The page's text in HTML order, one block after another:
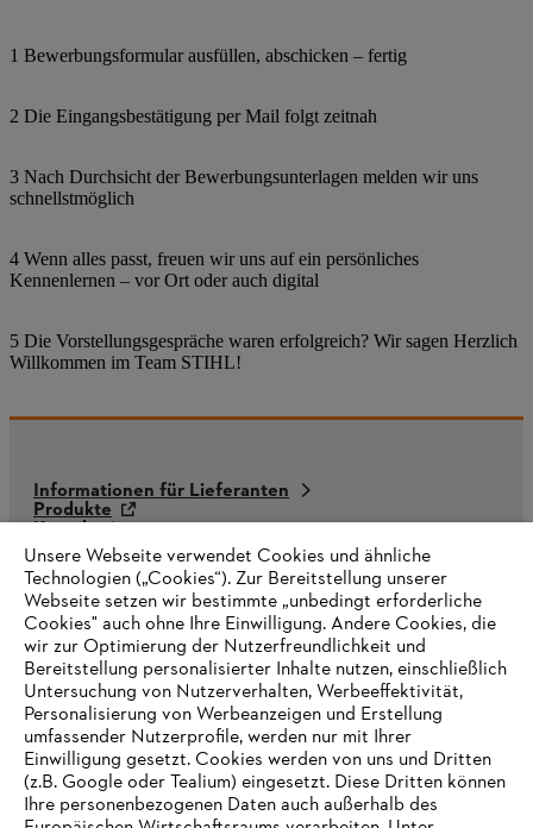
1 Bewerbungsformular ausfüllen, abschicken – fertig
2 Die Eingangsbestätigung per Mail folgt zeitnah
3 Nach Durchsicht der Bewerbungsunterlagen melden wir uns
schnellstmöglich
4 Wenn alles passt, freuen wir uns auf ein persönliches
Kennenlernen – vor Ort oder auch digital
5 Die Vorstellungsgespräche waren erfolgreich? Wir sagen Herzlich
Willkommen im Team STIHL!
Informationen für Lieferanten
Produkte
Kontakt
Karriere
Hinweisgebersystem
Unsere Webseite verwendet Cookies und ähnliche
Technologien („Cookies“). Zur Bereitstellung unserer
Webseite setzen wir bestimmte „unbedingt erforderliche
Cookies" auch ohne Ihre Einwilligung. Andere Cookies, die
wir zur Optimierung der Nutzerfreundlichkeit und
Bereitstellung personalisierter Inhalte nutzen, einschließlich
Untersuchung von Nutzerverhalten, Werbeeffektivität,
Personalisierung von Werbeanzeigen und Erstellung
umfassender Nutzerprofile, werden nur mit Ihrer
Einwilligung gesetzt. Cookies werden von uns und Dritten
(z.B. Google oder Tealium) eingesetzt. Diese Dritten können
Ihre personenbezogenen Daten auch außerhalb des